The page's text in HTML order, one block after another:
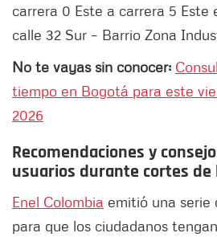
carrera 0 Este a carrera 5 Este
calle 32 Sur – Barrio Zona
No te vayas sin conocer:
tiempo en Bogotá para este
2026
Recomendaciones y
usuarios durante cortes
Enel Colombia emitió una serie
para que los ciudadanos